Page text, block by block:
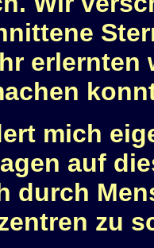
erlernten
mich
auf
durch
zu